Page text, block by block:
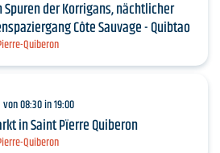
Spuren der Korrigans, nächtlicher
Côte Sauvage - Quibtao
Quiberon
von 08:30 in 19:00
in Saint Pïerre Quiberon
Quiberon